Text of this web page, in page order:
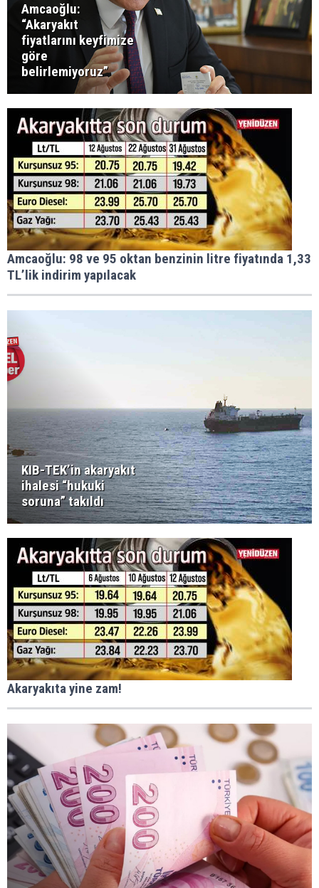
Amcaoğlu:
“Akaryakıt
fiyatlarını keyfimize
göre
belirlemiyoruz”
Amcaoğlu: 98 ve 95 oktan benzinin litre fiyatında 1,33
TL’lik indirim yapılacak
KIB-TEK’in akaryakıt
ihalesi “hukuki
soruna” takıldı
Akaryakıta yine zam!